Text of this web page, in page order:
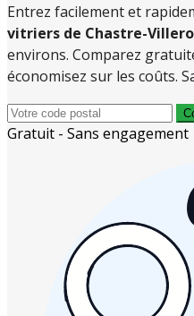
Entrez facilement et
vitriers de Chastre-
environs. Comparez
économisez sur les coûts.
Gratuit - Sans engagement